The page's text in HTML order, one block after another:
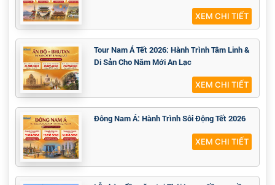
XEM CHI TIẾT
Tour Nam Á Tết 2026: Hành Trình Tâm Linh &
Di Sản Cho Năm Mới An Lạc
XEM CHI TIẾT
Đông Nam Á: Hành Trình Sôi Động Tết 2026
XEM CHI TIẾT